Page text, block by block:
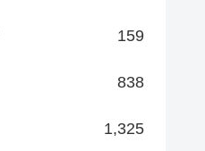
159
838
1,325